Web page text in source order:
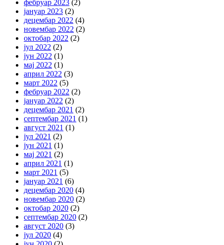
фебруар 2023 (2)
јануар 2023 (2)
децембар 2022 (4)
новембар 2022 (2)
октобар 2022 (2)
јул 2022 (2)
јун 2022 (1)
мај 2022 (1)
април 2022 (3)
март 2022 (5)
фебруар 2022 (2)
јануар 2022 (2)
децембар 2021 (2)
септембар 2021 (1)
август 2021 (1)
јул 2021 (2)
јун 2021 (1)
мај 2021 (2)
април 2021 (1)
март 2021 (5)
јануар 2021 (6)
децембар 2020 (4)
новембар 2020 (2)
октобар 2020 (2)
септембар 2020 (2)
август 2020 (3)
јул 2020 (4)